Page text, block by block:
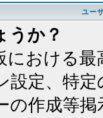
ユー
うか？
における
設定、特
の作成等